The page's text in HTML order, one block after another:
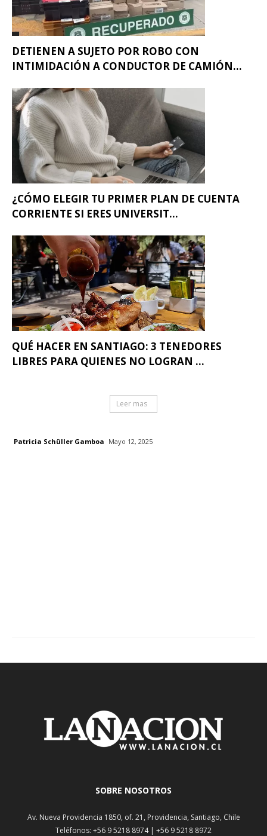
DETIENEN A SUJETO POR ROBO CON
INTIMIDACIÓN A CONDUCTOR DE CAMIÓN...
¿CÓMO ELEGIR TU PRIMER PLAN DE CUENTA
CORRIENTE SI ERES UNIVERSIT...
QUÉ HACER EN SANTIAGO: 3 TENEDORES
LIBRES PARA QUIENES NO LOGRAN ...
Leer mas
Patricia Schüller Gamboa Mayo 12, 2025
SOBRE NOSOTROS
Av. Nueva Providencia 1850, of. 21, Providencia, Santiago, Chile
Teléfonos: +56 9 5218 8974 | +56 9 5218 8972